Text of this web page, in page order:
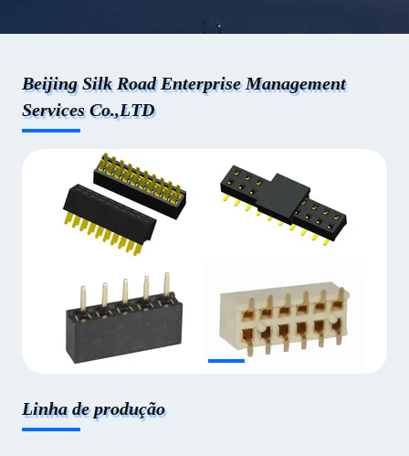
Beijing Silk Road Enterprise Management
Services Co.,LTD
Linha de produção